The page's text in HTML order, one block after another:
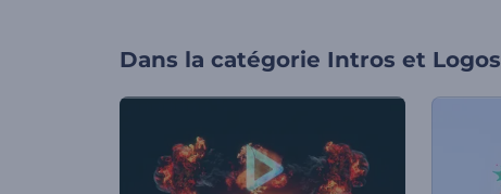
Dans la catégorie Intros et Logos